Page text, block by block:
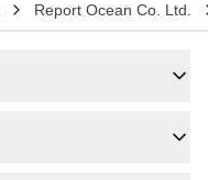
Report Ocean Co. Ltd.